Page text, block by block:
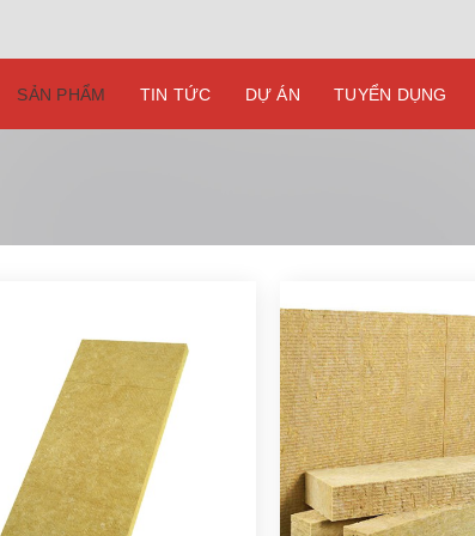
SẢN PHẨM TIN TỨC DỰ ÁN TUYỂN DỤNG